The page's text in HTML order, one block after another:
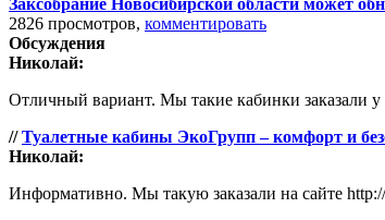
Заксобрание Новосибирской области может
2826 просмотров, комментировать
Обсуждения
Николай:
Отличный вариант. Мы такие кабинки заказали у
//Туалетные кабины ЭкоГрупп – комфорт и
Николай:
Информативно. Мы такую заказали на сайте